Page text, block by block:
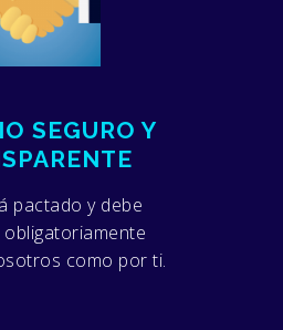
SEGURO Y
pactado y debe
obligatoriamente
como por ti.